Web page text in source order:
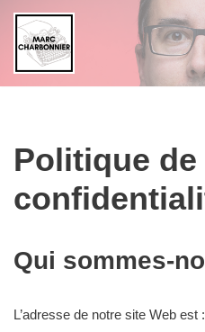
Aller
au
contenu
Politique de
Qui sommes-
L’adresse de notre site Web